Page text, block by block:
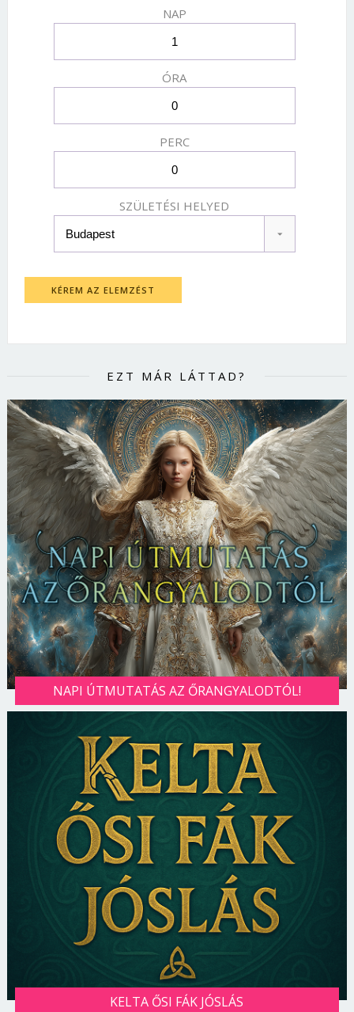
NAP
ÓRA
PERC
SZÜLETÉSI HELYED
KÉREM AZ ELEMZÉST
EZT MÁR LÁTTAD?
NAPI ÚTMUTATÁS AZ ŐRANGYALODTÓL!
KELTA ŐSI FÁK JÓSLÁS